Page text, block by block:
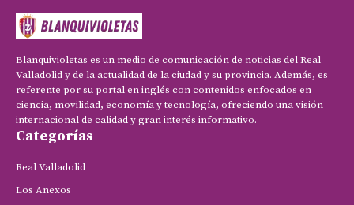
Blanquivioletas es un medio de comunicación de noticias del Real
Valladolid y de la actualidad de la ciudad y su provincia. Además, es
referente por su portal en inglés con contenidos enfocados en
ciencia, movilidad, economía y tecnología, ofreciendo una visión
internacional de calidad y gran interés informativo.
Categorías
Real Valladolid
Los Anexos